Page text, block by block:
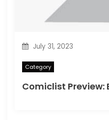
July 31, 2023
Category